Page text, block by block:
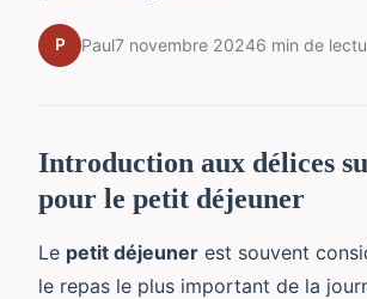
P Paul7 novembre 20246 min de
Introduction aux délices
pour le petit déjeuner
Le petit déjeuner est souvent
le repas le plus important de la